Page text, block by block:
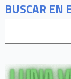
BUSCAR EN